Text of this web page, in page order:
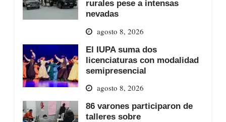
rurales pese a intensas
nevadas
agosto 8, 2026
El IUPA suma dos
licenciaturas con modalidad
semipresencial
agosto 8, 2026
86 varones participaron de
talleres sobre